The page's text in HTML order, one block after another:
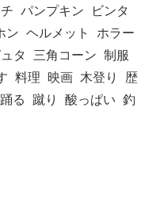
パンプキン
ビンタ
ン ヘルメット
ホラー
タ 三角コーン 制服
料理 映画 木登り
歴
踊る 蹴り 酸っぱい 釣